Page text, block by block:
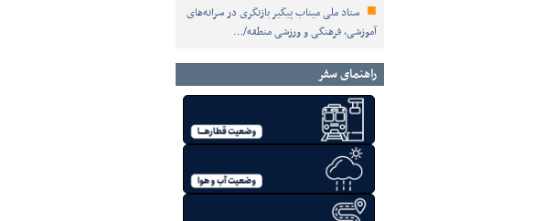
ستاد ملی میناب پیگیر بازنگری در سرانه‌های
آموزشی، فرهنگی و ورزشی منطقه/…
راهنمای سفر